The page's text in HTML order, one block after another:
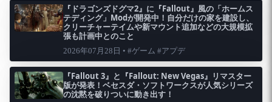
『ドラゴンズドグマ2』に『Fallout』風の「ホームス
テディング」Modが開発中！自分だけの家を建設し、
クリーチャーテイムや新マウント追加などの大規模拡
張も計画中とのこと
2026年07月28日 • #ゲーム #アプデ
『Fallout 3』と『Fallout: New Vegas』リマスター
版が発表！ベセスダ・ソフトワークスが人気シリーズ
の沈黙を破りついに動き出す！